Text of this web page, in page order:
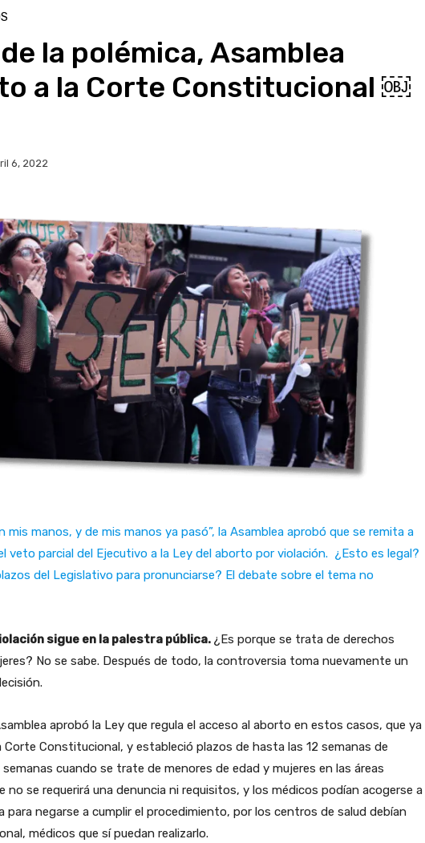
la polémica, Asamblea
a la Corte Constitucional ￼
6, 2022
mis manos, y de mis manos ya pasó”, la Asamblea aprobó que se remita a
veto parcial del Ejecutivo a la Ley del aborto por violación. ¿Esto es legal?
del Legislativo para pronunciarse? El debate sobre el tema no
sigue en la palestra pública. ¿Es porque se trata de derechos
No se sabe. Después de todo, la controversia toma nuevamente un
aprobó la Ley que regula el acceso al aborto en estos casos, que ya
Corte Constitucional, y estableció plazos de hasta las 12 semanas de
cuando se trate de menores de edad y mujeres en las áreas
no se requerirá una denuncia ni requisitos, y los médicos podían acogerse a
para negarse a cumplir el procedimiento, por los centros de salud debían
médicos que sí puedan realizarlo.